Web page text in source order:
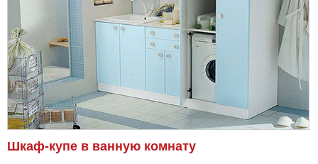
Шкаф-купе в ванную комнату